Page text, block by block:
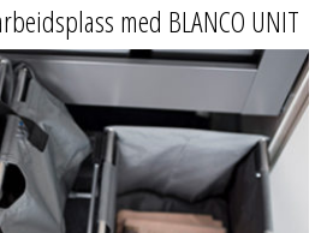
med BLANCO UNIT